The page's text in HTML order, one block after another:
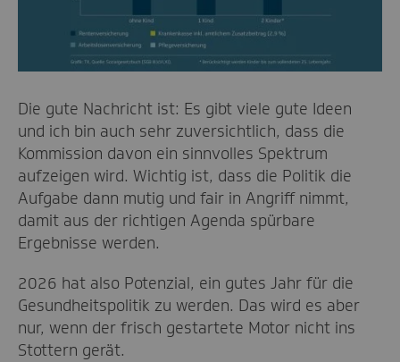
Die gute Nachricht ist: Es gibt viele gute Ideen
und ich bin auch sehr zuversichtlich, dass die
Kommission davon ein sinnvolles Spektrum
aufzeigen wird. Wichtig ist, dass die Politik die
Aufgabe dann mutig und fair in Angriff nimmt,
damit aus der richtigen Agenda spürbare
Ergebnisse werden.
2026 hat also Potenzial, ein gutes Jahr für die
Gesundheitspolitik zu werden. Das wird es aber
nur, wenn der frisch gestartete Motor nicht ins
Stottern gerät.